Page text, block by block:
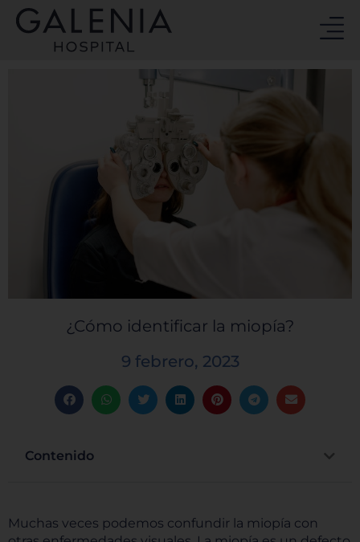
contenido
¿Cómo identificar la miopía?
9 febrero, 2023
Contenido
Muchas veces podemos confundir la miopía con